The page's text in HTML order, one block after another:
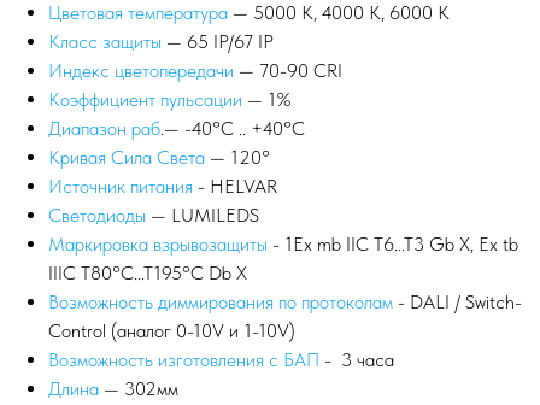
Цветовая температура — 5000 К, 4000 К, 6000 К
Класс защиты — 65 IP/67 IP
Индекс цветопередачи — 70-90 CRI
Коэффициент пульсации — 1%
Диапазон раб.— -40°С .. +40°C
Кривая Сила Света — 120°
Источник питания - HELVAR
Светодиоды — LUMILEDS
Маркировка взрывозащиты - 1Ex mb IIC T6...T3 Gb X, Ex tb
IIIC T80°C...T195°C Db X
Возможность диммирования по протоколам - DALI / Switch-
Control (аналог 0-10V и 1-10V)
Возможность изготовления с БАП - 3 часа
Длина — 302мм